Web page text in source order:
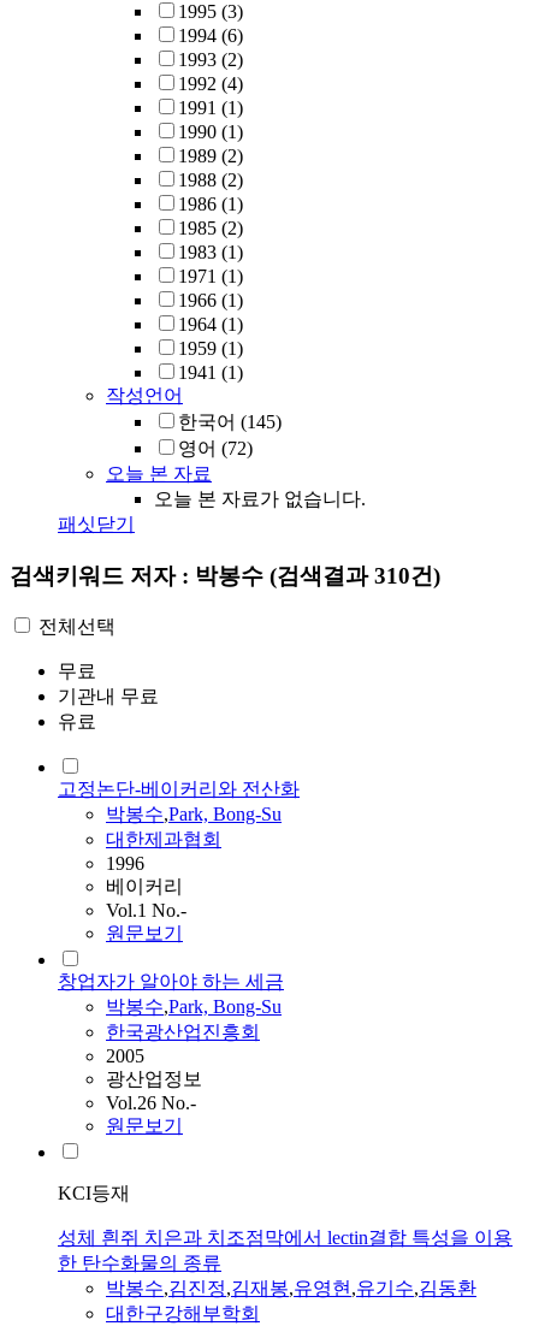
1995 (3)
1994 (6)
1993 (2)
1992 (4)
1991 (1)
1990 (1)
1989 (2)
1988 (2)
1986 (1)
1985 (2)
1983 (1)
1971 (1)
1966 (1)
1964 (1)
1959 (1)
1941 (1)
작성언어
한국어 (145)
영어 (72)
오늘 본 자료
오늘 본 자료가 없습니다.
패싯닫기
검색키워드 저자 : 박봉수 (검색결과 310건)
전체선택
무료
기관내 무료
유료
고정논단-베이커리와 전산화
박봉수,Park, Bong-Su
대한제과협회
1996
베이커리
Vol.1 No.-
원문보기
창업자가 알아야 하는 세금
박봉수,Park, Bong-Su
한국광산업진흥회
2005
광산업정보
Vol.26 No.-
원문보기
KCI등재
성체 흰쥐 치은과 치조점막에서 lectin결합 특성을 이용
한 탄수화물의 종류
박봉수,김진정,김재봉,유영현,유기수,김동환
대한구강해부학회